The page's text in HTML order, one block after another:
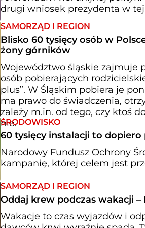
drugi wniosek prezydenta w tej
SAMORZĄD I REGION
Blisko 60 tysięcy osób w
żony górników
Województwo śląskie zajmuje
osób pobierających
plus”. W Śląskim pobiera je
ma prawo do świadczenia,
zależy m.in. od tego, czy ktoś
nie.
ŚRODOWISKO
60 tysięcy instalacji to
Narodowy Fundusz Ochrony
kampanię, której celem jest
SAMORZĄD I REGION
Oddaj krew podczas wakacji
Wakacje to czas wyjazdów i